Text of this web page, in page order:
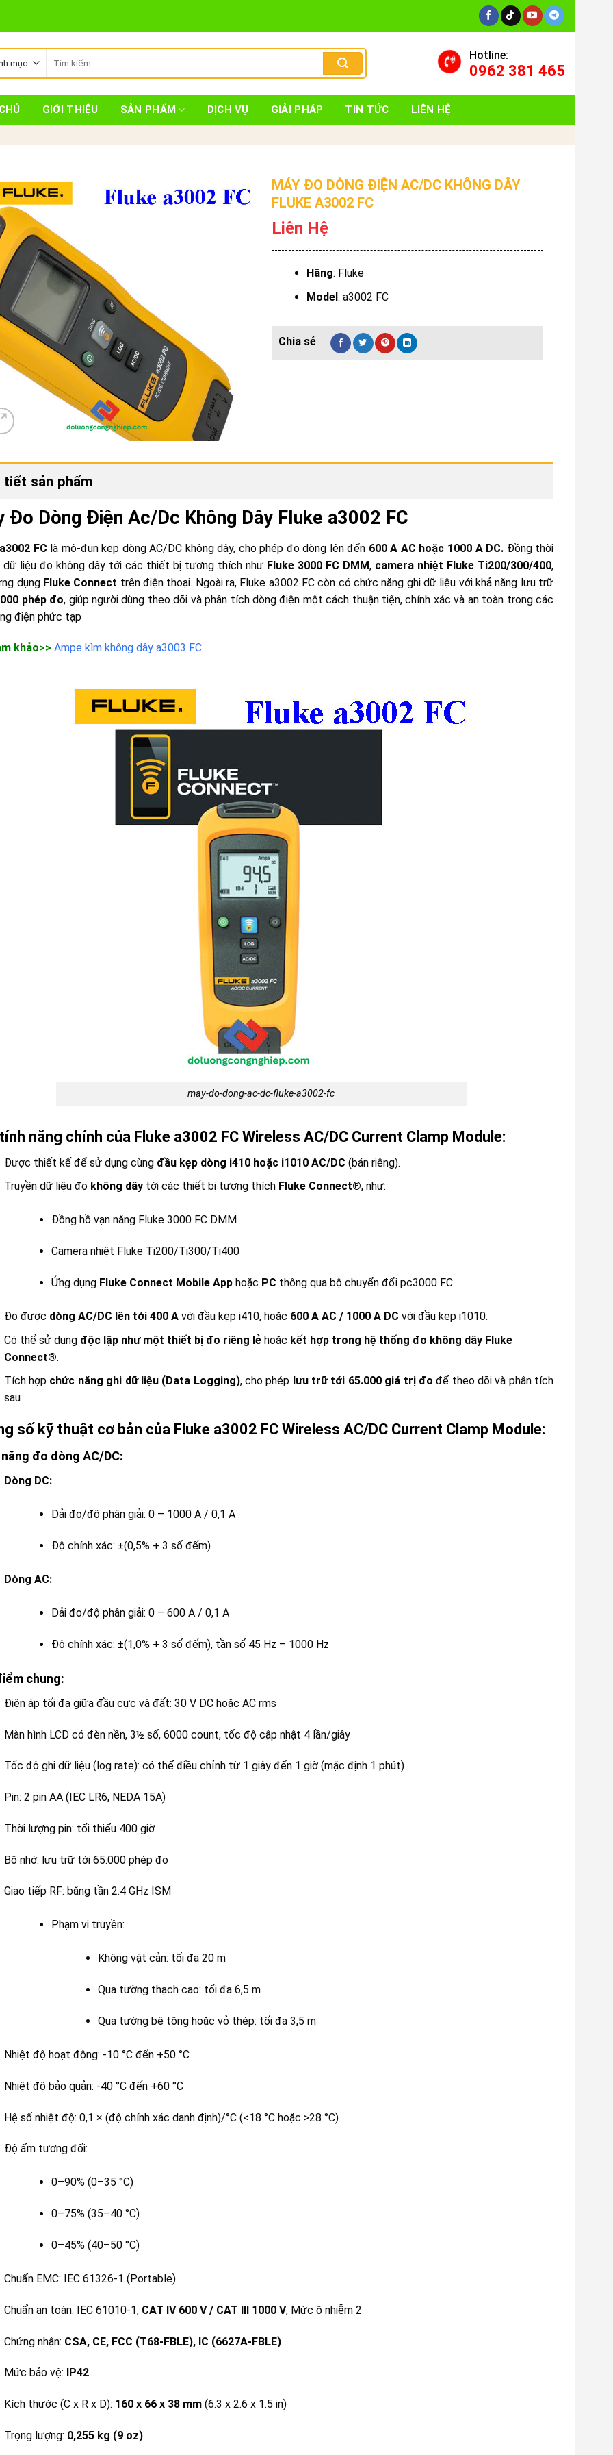
kiếm:
Hotline:
0962 381 465
GIỚI THIỆU SẢN PHẨM DỊCH VỤ GIẢI PHÁP TIN TỨC LIÊN HỆ
MÁY ĐO DÒNG ĐIỆN AC/DC KHÔNG DÂY
FLUKE A3002 FC
Liên Hệ
Hãng: Fluke
Model: a3002 FC
tiết sản phẩm
Đo Dòng Điện Ac/Dc Không Dây Fluke a3002 FC
FC là mô-đun kẹp dòng AC/DC không dây, cho phép đo dòng lên đến 600 A AC hoặc 1000 A DC. Đồng thời
dữ liệu đo không dây tới các thiết bị tương thích như Fluke 3000 FC DMM, camera nhiệt Fluke Ti200/300/400,
dụng Fluke Connect trên điện thoại. Ngoài ra, Fluke a3002 FC còn có chức năng ghi dữ liệu với khả năng lưu trữ
phép đo, giúp người dùng theo dõi và phân tích dòng điện một cách thuận tiện, chính xác và an toàn trong các
điện phức tạp
khảo>> Ampe kìm không dây a3003 FC
may-do-dong-ac-dc-fluke-a3002-fc
năng chính của Fluke a3002 FC Wireless AC/DC Current Clamp Module:
Được thiết kế để sử dụng cùng đầu kẹp dòng i410 hoặc i1010 AC/DC (bán riêng).
Truyền dữ liệu đo không dâytới các thiết bị tương thích Fluke Connect®, như:
Đồng hồ vạn năng Fluke 3000 FC DMM
Camera nhiệt Fluke Ti200/Ti300/Ti400
Ứng dụng Fluke Connect Mobile Apphoặc PC thông qua bộ chuyển đổi pc3000 FC.
Đo được dòng AC/DC lên tới 400 Avới đầu kẹp i410, hoặc 600 A AC / 1000 A DC với đầu kẹp i1010.
Có thể sử dụng độc lập như một thiết bị đo riêng lẻhoặc kết hợp trong hệ thống đo không dây Fluke
Connect®.
Tích hợp chức năng ghi dữ liệu (Data Logging), cho phép lưu trữ tới 65.000 giá trị đo để theo dõi và phân tích
sau
số kỹ thuật cơ bản của Fluke a3002 FC Wireless AC/DC Current Clamp Module:
đo dòng AC/DC:
Dòng DC:
Dải đo/độ phân giải: 0 – 1000 A / 0,1 A
Độ chính xác: ±(0,5% + 3 số đếm)
Dòng AC:
Dải đo/độ phân giải: 0 – 600 A / 0,1 A
Độ chính xác: ±(1,0% + 3 số đếm), tần số 45 Hz – 1000 Hz
chung:
Điện áp tối đa giữa đầu cực và đất: 30 V DC hoặc AC rms
Màn hình LCD có đèn nền, 3½ số, 6000 count, tốc độ cập nhật 4 lần/giây
Tốc độ ghi dữ liệu (log rate): có thể điều chỉnh từ 1 giây đến 1 giờ (mặc định 1 phút)
Pin: 2 pin AA (IEC LR6, NEDA 15A)
Thời lượng pin: tối thiểu 400 giờ
Bộ nhớ: lưu trữ tới 65.000 phép đo
Giao tiếp RF: băng tần 2.4 GHz ISM
Phạm vi truyền:
Không vật cản: tối đa 20 m
Qua tường thạch cao: tối đa 6,5 m
Qua tường bê tông hoặc vỏ thép: tối đa 3,5 m
Nhiệt độ hoạt động: -10 °C đến +50 °C
Nhiệt độ bảo quản: -40 °C đến +60 °C
Hệ số nhiệt độ: 0,1 × (độ chính xác danh định)/°C (<18 °C hoặc >28 °C)
Độ ẩm tương đối:
0–90% (0–35 °C)
0–75% (35–40 °C)
0–45% (40–50 °C)
Chuẩn EMC: IEC 61326-1 (Portable)
Chuẩn an toàn: IEC 61010-1, CAT IV 600 V / CAT III 1000 V, Mức ô nhiễm 2
Chứng nhận: CSA, CE, FCC (T68-FBLE), IC (6627A-FBLE)
Mức bảo vệ: IP42
Kích thước (C x R x D): 160 x 66 x 38 mm(6.3 x 2.6 x 1.5 in)
Trọng lượng: 0,255 kg (9 oz)